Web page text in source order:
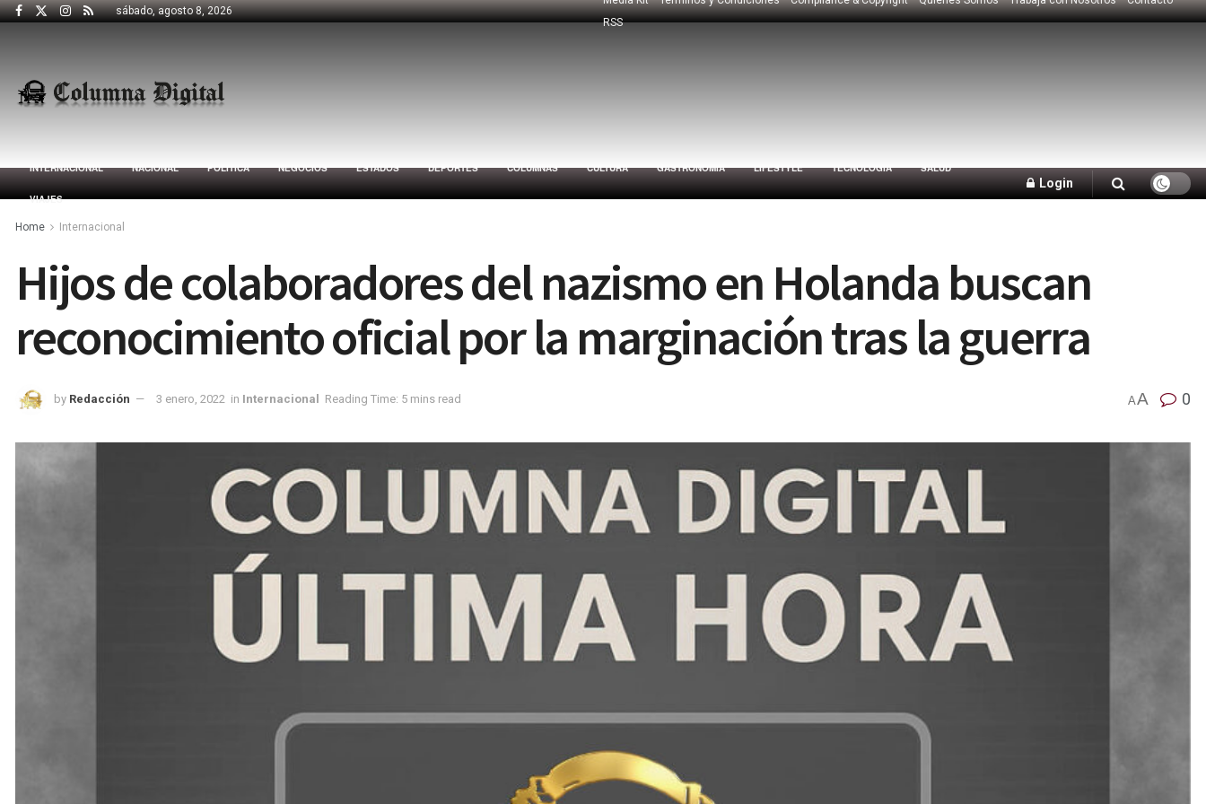
sábado, agosto 8, 2026
RSS
INTERNACIONAL NACIONAL POLÍTICA NEGOCIOS ESTADOS DEPORTES COLUMNAS CULTURA GASTRONOMÍA LIFESTYLE TECNOLOGÍA SALUD
VIAJES
Login
Home Internacional
Hijos de colaboradores del nazismo en Holanda buscan
reconocimiento oficial por la marginación tras la guerra
by Redacción 3 enero, 2022 in Internacional Reading Time: 5 mins read AA 0